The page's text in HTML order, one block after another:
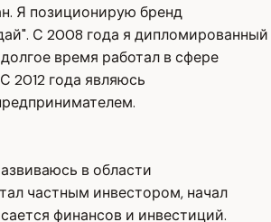
Я позиционирую бренд
С 2008 года я дипломированный
время работал в сфере
2012 года являюсь
в области
частным инвестором, начал
финансов и инвестиций.